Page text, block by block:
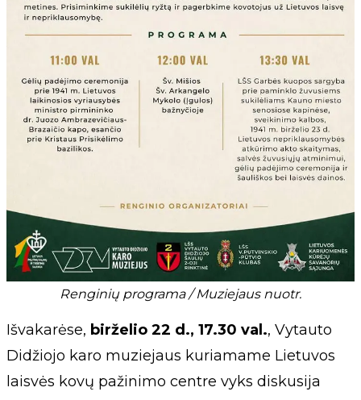
Renginių programa / Muziejaus nuotr.
Išvakarėse, birželio 22 d., 17.30 val., Vytauto
Didžiojo karo muziejaus kuriamame Lietuvos
laisvės kovų pažinimo centre vyks diskusija